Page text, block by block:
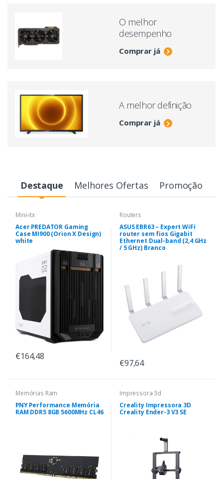
O melhor
desempenho
Comprar já
A melhor definição
Comprar já
Destaque Melhores Ofertas Promoção
Mini-itx
Acer PREDATOR Gaming
Case MI900 (Orion X Design)
white
€164,48
Routers
ASUS EBR63 – Expert WiFi
router sem fios Gigabit
Ethernet Dual-band (2,4 GHz
/ 5 GHz) Branco
€97,64
Memórias Ram
PNY Performance Memória
RAM DDR5 8GB 5600MHz CL46
Impressora 3d
Creality Impressora 3D
Creality Ender-3 V3 SE